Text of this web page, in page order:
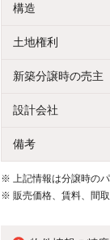
構造
土地権利
新築分譲時の売主
設計会社
備考
※
上記情報は分譲時の
※ 販売価格、賃料、間